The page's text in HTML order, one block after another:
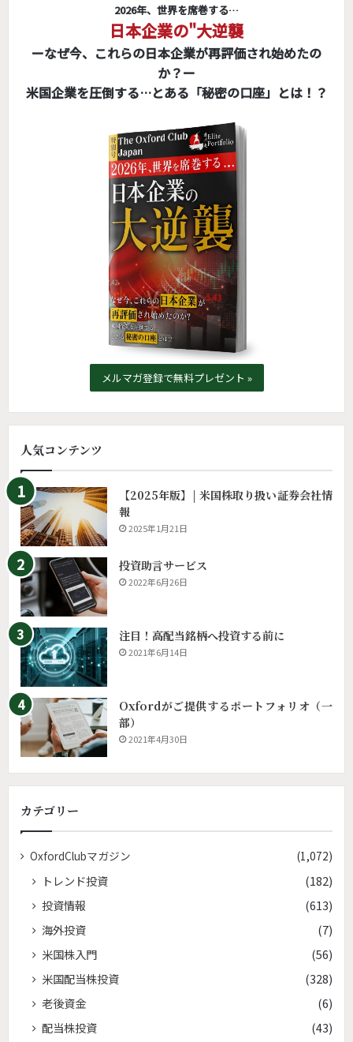
2026年、世界を席巻する…
日本企業の"大逆襲
ーなぜ今、これらの日本企業が再評価され始めたの
か？ー
米国企業を圧倒する…とある「秘密の口座」とは！？
メルマガ登録で無料プレゼント »
人気コンテンツ
【2025年版】| 米国株取り扱い証券会社情
報
2025年1月21日
投資助言サービス
2022年6月26日
注目！高配当銘柄へ投資する前に
2021年6月14日
Oxfordがご提供するポートフォリオ（一
部）
2021年4月30日
カテゴリー
OxfordClubマガジン (1,072)
トレンド投資
(182)
投資情報
(613)
海外投資
(7)
米国株入門
(56)
米国配当株投資
(328)
老後資金
(6)
配当株投資
(43)